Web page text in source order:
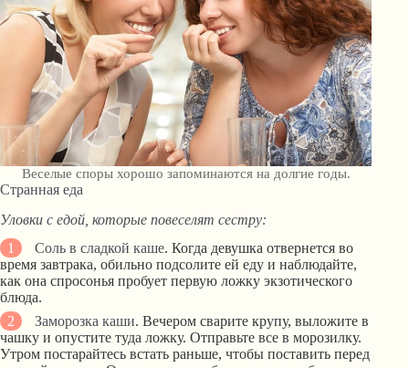
Веселые споры хорошо запоминаются на долгие годы.
Странная еда
Уловки с едой, которые повеселят сестру:
Соль в сладкой каше. Когда девушка отвернется во
время завтрака, обильно подсолите ей еду и наблюдайте,
как она спросонья пробует первую ложку экзотического
блюда.
Заморозка каши. Вечером сварите крупу, выложите в
чашку и опустите туда ложку. Отправьте все в морозилку.
Утром постарайтесь встать раньше, чтобы поставить перед